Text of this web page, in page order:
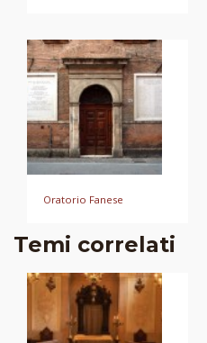
Oratorio Fanese
Temi correlati